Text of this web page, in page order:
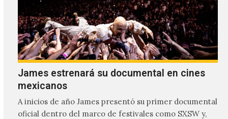
James estrenará su documental en cines
mexicanos
A inicios de año James presentó su primer documental
oficial dentro del marco de festivales como SXSW y,